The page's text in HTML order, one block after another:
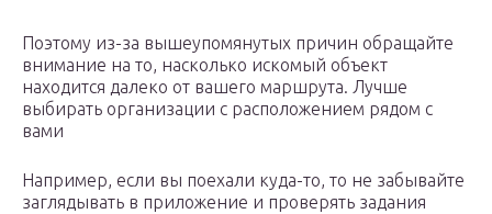
Поэтому из-за вышеупомянутых причин обращайте
внимание на то, насколько искомый объект
находится далеко от вашего маршрута. Лучше
выбирать организации с расположением рядом с
вами
Например, если вы поехали куда-то, то не забывайте
заглядывать в приложение и проверять задания